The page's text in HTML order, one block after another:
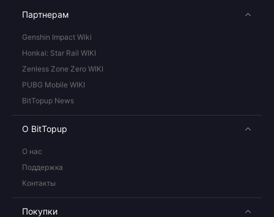
Партнерам
Genshin Impact Wiki
Honkai: Star Rail WIKI
Zenless Zone Zero WIKI
PUBG Mobile WIKI
BitTopup News
О BitTopup
О нас
Поддержка
Контакты
Покупки